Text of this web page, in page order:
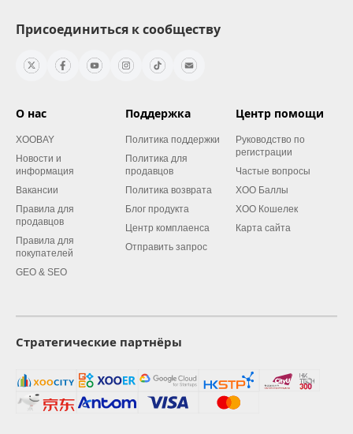
Присоединиться к сообществу
О нас
XOOBAY
Новости и
информация
Вакансии
Правила для
продавцов
Правила для
покупателей
GEO & SEO
Поддержка
Политика поддержки
Политика для
продавцов
Политика возврата
Блог продукта
Центр комплаенса
Отправить запрос
Центр помощи
Руководство по
регистрации
Частые вопросы
XOO Баллы
XOO Кошелек
Карта сайта
Стратегические партнёры